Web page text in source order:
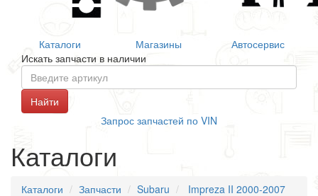
Каталоги Магазины
Автосервис
Искать запчасти в наличии
Запрос запчастей по VIN
Каталоги
Каталоги Запчасти Subaru Impreza II 2000-2007